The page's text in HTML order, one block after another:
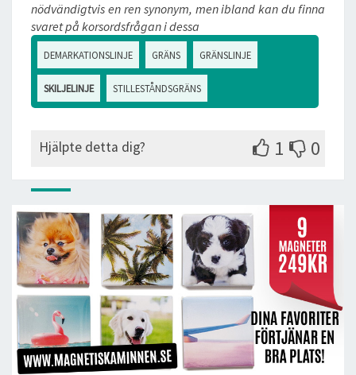
nödvändigtvis en ren synonym, men ibland kan du finna
svaret på korsordsfrågan i dessa
DEMARKATIONSLINJE GRÄNS GRÄNSLINJE
SKILJELINJE STILLESTÅNDSGRÄNS
Hjälpte detta dig? 1 0